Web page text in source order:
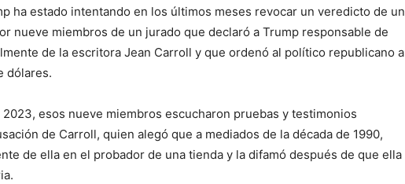
ha estado intentando en los últimos meses revocar un veredicto de un
nueve miembros de un jurado que declaró a Trump responsable de
de la escritora Jean Carroll y que ordenó al político republicano a
dólares.
esos nueve miembros escucharon pruebas y testimonios
de Carroll, quien alegó que a mediados de la década de 1990,
de ella en el probador de una tienda y la difamó después de que ella